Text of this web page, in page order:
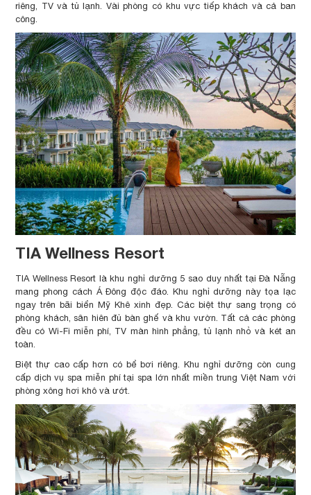
riêng, TV và tủ lạnh. Vài phòng có khu vực tiếp khách và cả ban
công.
TIA Wellness Resort
TIA Wellness Resort là khu nghỉ dưỡng 5 sao duy nhất tại Đà Nẵng
mang phong cách Á Đông độc đáo. Khu nghỉ dưỡng này tọa lạc
ngay trên bãi biển Mỹ Khê xinh đẹp. Các biệt thự sang trọng có
phòng khách, sân hiên đủ bàn ghế và khu vườn. Tất cả các phòng
đều có Wi-Fi miễn phí, TV màn hình phẳng, tủ lạnh nhỏ và két an
toàn.
Biệt thự cao cấp hơn có bể bơi riêng. Khu nghỉ dưỡng còn cung
cấp dịch vụ spa miễn phí tại spa lớn nhất miền trung Việt Nam với
phòng xông hơi khô và ướt.